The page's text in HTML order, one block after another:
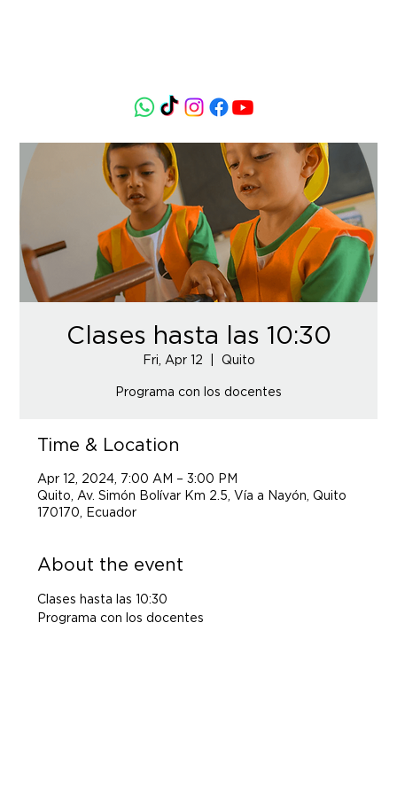
Clases hasta las 10:30
Fri, Apr 12 Quito
Programa con los docentes
Time & Location
Apr 12, 2024, 7:00 AM – 3:00 PM
Quito, Av. Simón Bolívar Km 2.5, Vía a Nayón, Quito
170170, Ecuador
About the event
Clases hasta las 10:30
Programa con los docentes